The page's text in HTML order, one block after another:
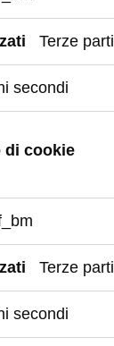
Terze parti
secondi
Terze parti
secondi